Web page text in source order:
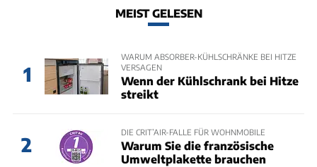
MEIST GELESEN
1
WARUM ABSORBER-KÜHLSCHRÄNKE BEI HITZE
VERSAGEN
Wenn der Kühlschrank bei Hitze
streikt
2
DIE CRIT’AIR-FALLE FÜR WOHNMOBILE
Warum Sie die französische
Umweltplakette brauchen